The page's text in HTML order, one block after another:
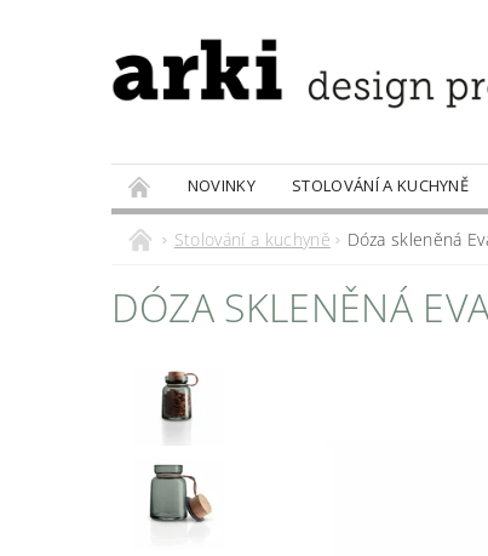
NOVINKY STOLOVÁNÍ A KUCHYNĚ
PRODÁVANÉ ZNAČKY
DOBROTY
Stolování a kuchyně Dóza skleněná
DÓZA SKLENĚNÁ